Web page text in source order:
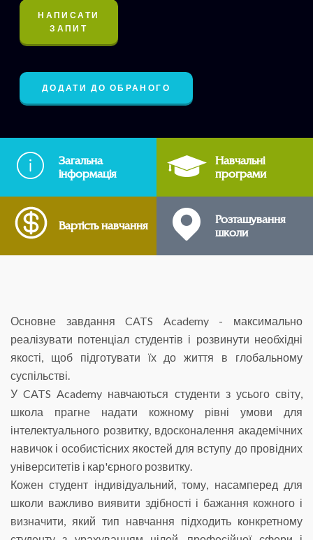
НАПИСАТИ
ЗАПИТ
ДОДАТИ ДО ОБРАНОГО
Загальна
інформація
Навчальні
програми
Вартість навчання
Розташування
школи
Основне завдання CATS Academy - максимально
реалізувати потенціал студентів і розвинути необхідні
якості, щоб підготувати їх до життя в глобальному
суспільстві.
У CATS Academy навчаються студенти з усього світу,
школа прагне надати кожному рівні умови для
інтелектуального розвитку, вдосконалення академічних
навичок і особистісних якостей для вступу до провідних
університетів і кар'єрного розвитку.
Кожен студент індивідуальний, тому, насамперед для
школи важливо виявити здібності і бажання кожного і
визначити, який тип навчання підходить конкретному